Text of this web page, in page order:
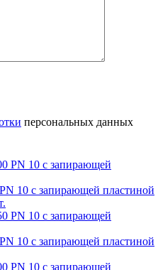
персональных данных
10 с запирающей пластиной
10 с запирающей пластиной